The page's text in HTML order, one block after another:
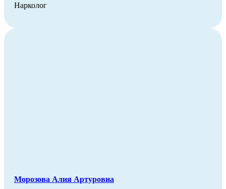
Нарколог
Морозова Алия Артуровна